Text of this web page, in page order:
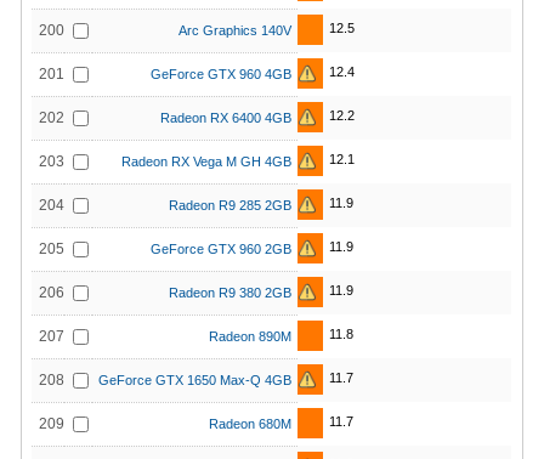
200 Arc Graphics 140V 12.5
201 GeForce GTX 960 4GB 12.4
202 Radeon RX 6400 4GB 12.2
203 Radeon RX Vega M GH 4GB 12.1
204 Radeon R9 285 2GB 11.9
205 GeForce GTX 960 2GB 11.9
206 Radeon R9 380 2GB 11.9
207 Radeon 890M 11.8
208 GeForce GTX 1650 Max-Q 4GB 11.7
209 Radeon 680M 11.7